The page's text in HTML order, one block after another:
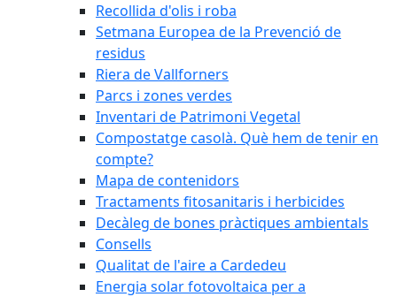
Recollida d'olis i roba
Setmana Europea de la Prevenció de
residus
Riera de Vallforners
Parcs i zones verdes
Inventari de Patrimoni Vegetal
Compostatge casolà. Què hem de tenir en
compte?
Mapa de contenidors
Tractaments fitosanitaris i herbicides
Decàleg de bones pràctiques ambientals
Consells
Qualitat de l'aire a Cardedeu
Energia solar fotovoltaica per a